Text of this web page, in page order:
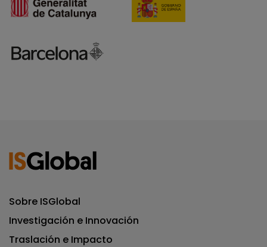
Sobre ISGlobal
Investigación e Innovación
Traslación e Impacto